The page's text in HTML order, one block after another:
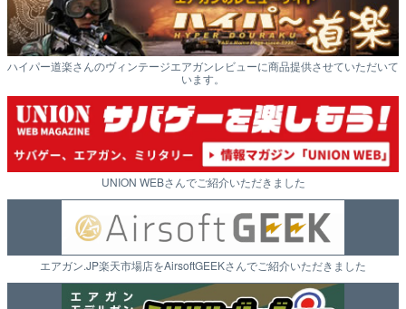
ハイパー道楽さんのヴィンテージエアガンレビューに商品提供させていただいて
います。
UNION WEBさんでご紹介いただきました
エアガン.JP楽天市場店をAirsoftGEEKさんでご紹介いただきました